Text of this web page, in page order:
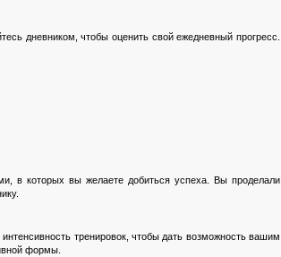
дневником, чтобы оценить свой ежедневный прогресс.
в которых вы желаете добиться успеха. Вы проделали
тренировок, чтобы дать возможность вашим
формы.